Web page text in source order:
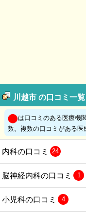
川越市 の口コミ一覧
は口コミのある医療機関
数。複数の口コミがある医
内科の口コミ 24
脳神経内科の口コミ 1
小児科の口コミ 4